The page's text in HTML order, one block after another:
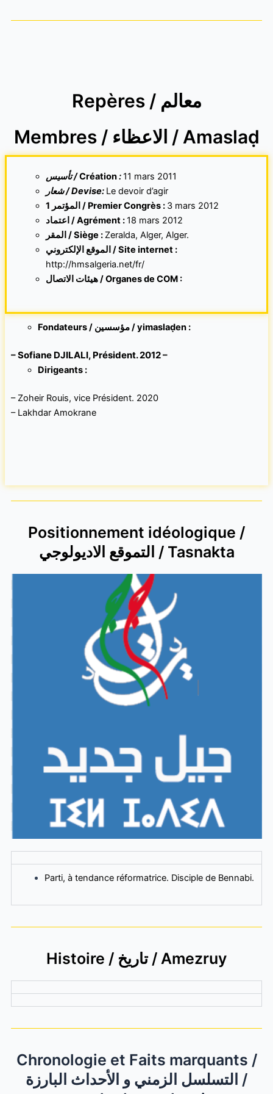
Repères / معالم
Membres / الاعظاء / Amaslaḍ
تأسيس /Création:11 mars 2011
شعار/ Devise: Le devoir d’agir
1 المؤتمر / Premier Congrès : 3 mars 2012
اعتماد / Agrément :18 mars 2012
المقر /Siège : Zeralda, Alger, Alger.
الموقع الإلكتروني /Site internet :
http://hmsalgeria.net/fr/
هيئات الاتصال / Organes de COM :
Fondateurs / مؤسسين / yimaslaḍen :
– Sofiane DJILALI, Président. 2012 –
Dirigeants :
– Zoheir Rouis, vice Président. 2020
– Lakhdar Amokrane
Positionnement idéologique /
التموقع الاديولوجي / Tasnakta
Parti, à tendance réformatrice. Disciple de Bennabi.
Histoire / تاريخ / Amezruy
Chronologie et Faits marquants /
التسلسل الزمني و الأحداث البارزة /